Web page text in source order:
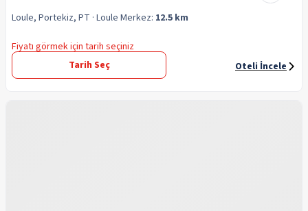
Loule, Portekiz, PT · Loule Merkez: 12.5 km
Fiyatı görmek için tarih seçiniz
Tarih Seç
Oteli İncele